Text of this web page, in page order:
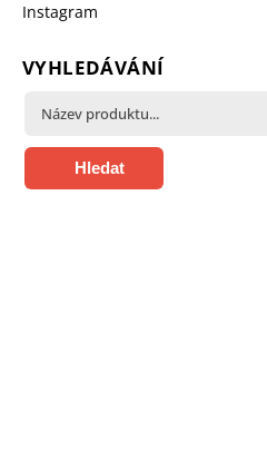
Instagram
VYHLEDÁVÁNÍ
Hledat